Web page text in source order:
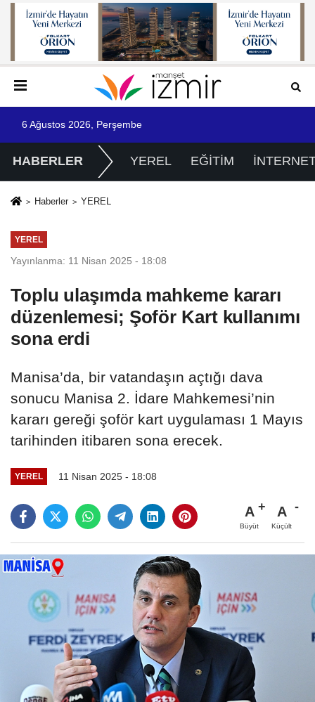
6 Ağustos 2026, Perşembe
HABERLER YEREL EĞİTİM
Haberler YEREL
YEREL
Yayınlanma: 11 Nisan 2025 - 18:08
Toplu ulaşımda mahkeme kararı
düzenlemesi; Şoför Kart kullanımı
sona erdi
Manisa’da, bir vatandaşın açtığı dava
sonucu Manisa 2. İdare Mahkemesi’nin
kararı gereği şoför kart uygulaması 1 Mayıs
tarihinden itibaren sona erecek.
YEREL 11 Nisan 2025 - 18:08
A
Büyüt
A
Küçült